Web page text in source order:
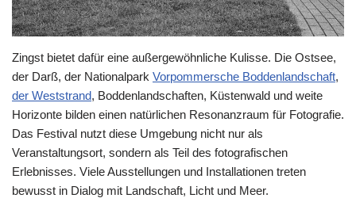
Zingst bietet dafür eine außergewöhnliche Kulisse. Die Ostsee,
der Darß, der Nationalpark Vorpommersche Boddenlandschaft,
der Weststrand, Boddenlandschaften, Küstenwald und weite
Horizonte bilden einen natürlichen Resonanzraum für Fotografie.
Das Festival nutzt diese Umgebung nicht nur als
Veranstaltungsort, sondern als Teil des fotografischen
Erlebnisses. Viele Ausstellungen und Installationen treten
bewusst in Dialog mit Landschaft, Licht und Meer.